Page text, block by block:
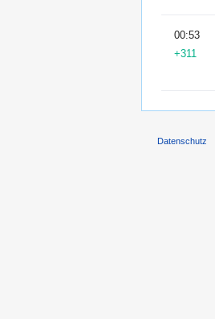
00:53
+311
Datenschutz